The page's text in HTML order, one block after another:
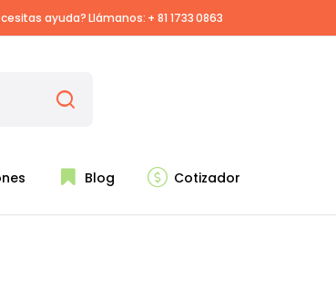
ayuda? Llámanos: + 81 1733 0863
Blog Cotizador